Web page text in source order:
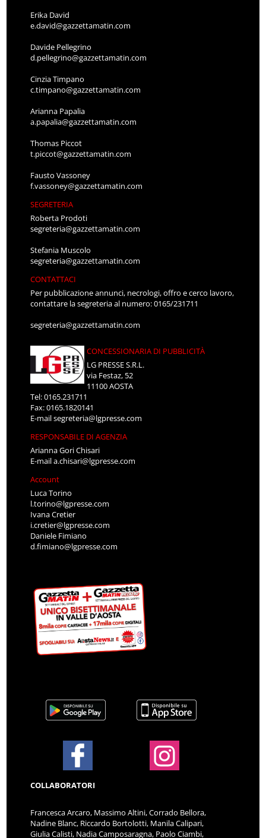
Erika David
e.david@gazzettamatin.com
Davide Pellegrino
d.pellegrino@gazzettamatin.com
Cinzia Timpano
c.timpano@gazzettamatin.com
Arianna Papalia
a.papalia@gazzettamatin.com
Thomas Piccot
t.piccot@gazzettamatin.com
Fausto Vassoney
f.vassoney@gazzettamatin.com
SEGRETERIA
Roberta Prodoti
segreteria@gazzettamatin.com
Stefania Muscolo
segreteria@gazzettamatin.com
CONTATTACI
Per pubblicazione annunci, necrologi, offro e cerco lavoro,
contattare la segreteria al numero: 0165/231711
segreteria@gazzettamatin.com
CONCESSIONARIA DI PUBBLICITÀ
LG PRESSE S.R.L.
via Festaz, 52
11100 AOSTA
Tel: 0165.231711
Fax: 0165.1820141
E-mailsegreteria@lgpresse.com
RESPONSABILE DI AGENZIA
Arianna Gori Chisari
E-maila.chisari@lgpresse.com
Account
Luca Torino
l.torino@lgpresse.com
Ivana Cretier
i.cretier@lgpresse.com
Daniele Fimiano
d.fimiano@lgpresse.com
COLLABORATORI
Francesca Arcaro, Massimo Altini, Corrado Bellora,
Nadine Blanc, Riccardo Bortolotti, Manila Calipari,
Giulia Calisti, Nadia Camposaragna, Paolo Ciambi,